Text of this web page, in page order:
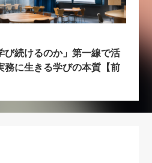
び続けるのか」第一線で活
務に生きる学びの本質【前